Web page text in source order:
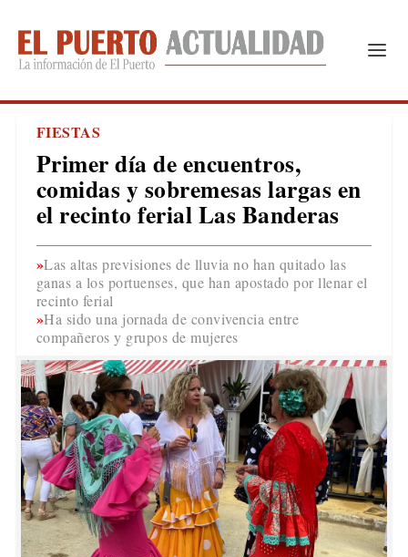
FIESTAS
Primer día de encuentros,
comidas y sobremesas largas en
el recinto ferial Las Banderas
Las altas previsiones de lluvia no han quitado las
ganas a los portuenses, que han apostado por llenar el
recinto ferial
Ha sido una jornada de convivencia entre
compañeros y grupos de mujeres